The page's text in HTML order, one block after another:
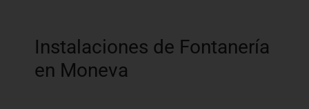
Instalaciones de Fontanería
en Moneva